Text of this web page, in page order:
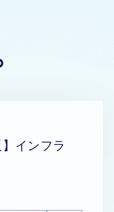
インフラ